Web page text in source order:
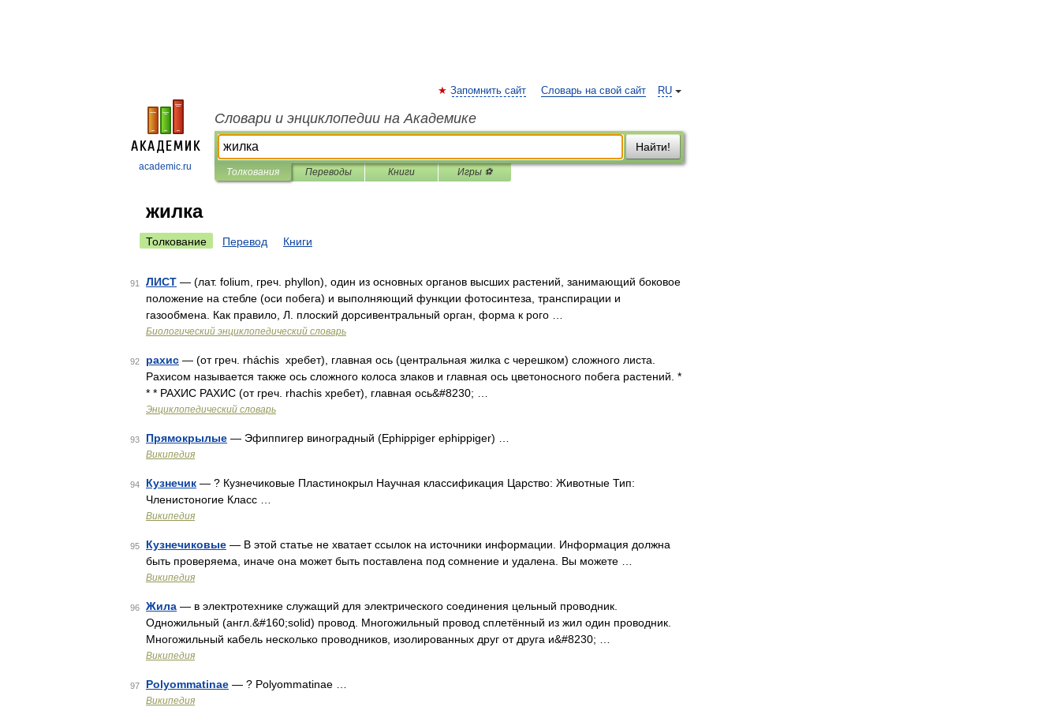
academic.ru
RU
Запомнить сайт Словарь на свой сайт
Словари и энциклопедии на Академике
Найти!
Толкования Переводы Книги Игры ⚽
жилка
Толкование Перевод Книги
91 ЛИСТ — (лат. folium, греч. phyllon), один из основных органов высших растений, занимающий боковое
положение на стебле (оси побега) и выполняющий функции фотосинтеза, транспирации и
газообмена. Как правило, Л. плоский дорсивентральный орган, форма к рого …
Биологический энциклопедический словарь
92 рахис — (от греч. rháchis хребет), главная ось (центральная жилка с черешком) сложного листа.
Рахисом называется также ось сложного колоса злаков и главная ось цветоносного побега растений. *
* * РАХИС РАХИС (от греч. rhachis хребет), главная ось&#8230; …
Энциклопедический словарь
93 Прямокрылые — Эфиппигер виноградный (Ephippiger ephippiger) …
Википедия
94 Кузнечик — ? Кузнечиковые Пластинокрыл Научная классификация Царство: Животные Тип:
Членистоногие Класс …
Википедия
95 Кузнечиковые — В этой статье не хватает ссылок на источники информации. Информация должна
быть проверяема, иначе она может быть поставлена под сомнение и удалена. Вы можете …
Википедия
96 Жила — в электротехнике служащий для электрического соединения цельный проводник.
Одножильный (англ.&#160;solid) провод. Многожильный провод сплетённый из жил один проводник.
Многожильный кабель несколько проводников, изолированных друг от друга и&#8230; …
Википедия
97 Polyommatinae — ? Polyommatinae …
Википедия